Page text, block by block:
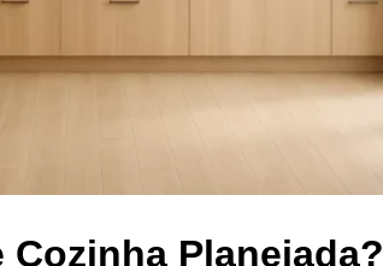
Cozinha Planejada?